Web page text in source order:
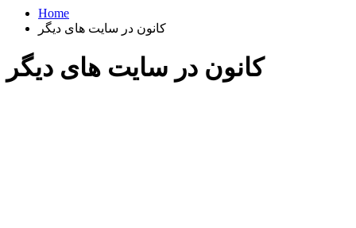
Home
کانون در سایت های دیگر
کانون در سایت های دیگر